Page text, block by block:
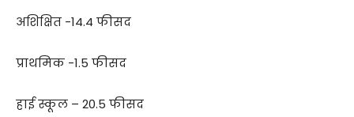
अशिक्षित -14.4 फीसद
प्राथमिक -1.5 फीसद
हाई स्कूल – 20.5 फीसद